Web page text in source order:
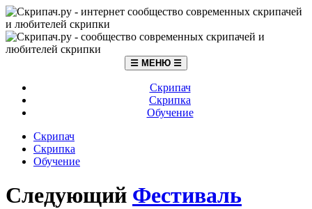
☰ МЕНЮ ☰
Скрипач
Скрипка
Обучение
Скрипач
Скрипка
Обучение
Следующий Фестиваль